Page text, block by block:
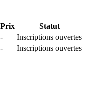
Prix
Statut
-
Inscriptions ouvertes
- Inscriptions ouvertes